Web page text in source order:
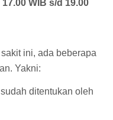
WIB s/d 19.00
ini, ada beberapa
Yakni:
ditentukan oleh